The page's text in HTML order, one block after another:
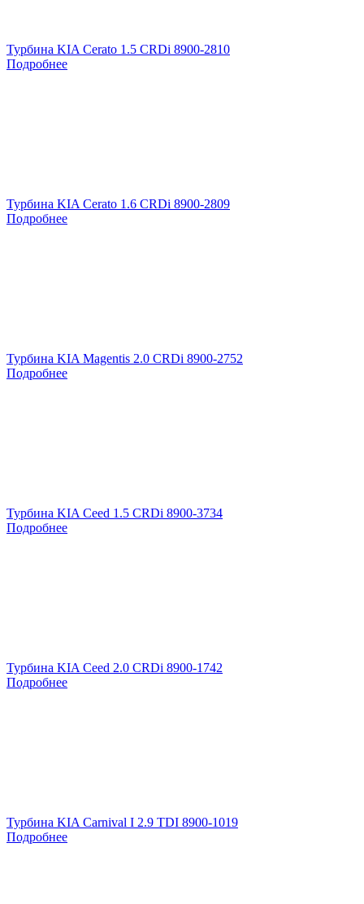
Турбина KIA Cerato 1.5 CRDi 8900-2810
Подробнее
Турбина KIA Cerato 1.6 CRDi 8900-2809
Подробнее
Турбина KIA Magentis 2.0 CRDi 8900-2752
Подробнее
Турбина KIA Ceed 1.5 CRDi 8900-3734
Подробнее
Турбина KIA Ceed 2.0 CRDi 8900-1742
Подробнее
Турбина KIA Carnival I 2.9 TDI 8900-1019
Подробнее